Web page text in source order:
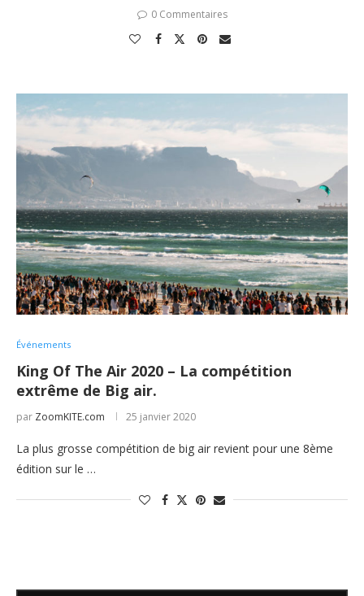
0 Commentaires
Événements
King Of The Air 2020 – La compétition
extrême de Big air.
par ZoomKITE.com 25 janvier 2020
La plus grosse compétition de big air revient pour une 8ème
édition sur le …